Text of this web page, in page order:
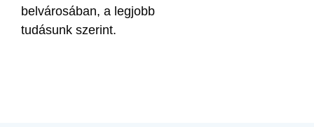
belvárosában, a legjobb
tudásunk szerint.